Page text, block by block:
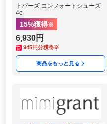
トパーズ コンフォートシューズ
4e
15%獲得※
6,930円
945円分獲得※
商品をもっと見る